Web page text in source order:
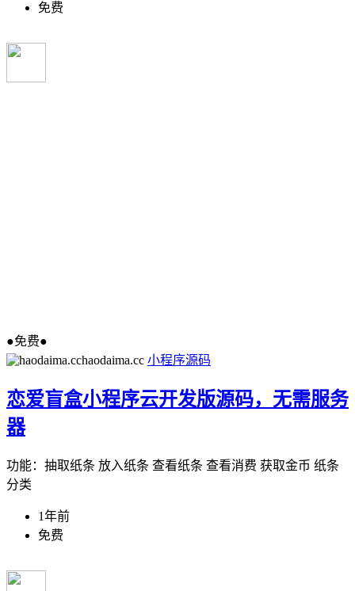
免费
●免费●
haodaima.cc 小程序源码
恋爱盲盒小程序云开发版源码，无需服务
器
功能：抽取纸条 放入纸条 查看纸条 查看消费 获取金币 纸条
分类
1年前
免费